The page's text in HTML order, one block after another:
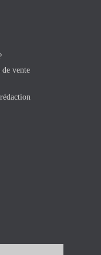
vente